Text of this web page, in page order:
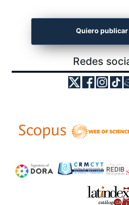
Quiero publicar
Redes